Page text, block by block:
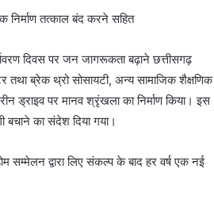
तत्काल बंद करने सहित
दिवस पर जन जागरूकता बढ़ाने छत्तीसगढ़
तथा ब्रेक थ्रो सोसायटी, अन्य सामाजिक शैक्षणिक
ड्राइव पर मानव श्रृंखला का निर्माण किया। इस
का संदेश दिया गया।
द्वारा लिए संकल्प के बाद हर वर्ष एक नई